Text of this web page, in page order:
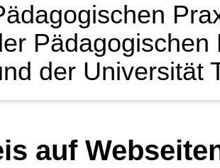
der Universität
auf